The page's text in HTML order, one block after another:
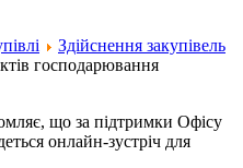
Здійснення закупівель
господарювання
що за підтримки Офісу
онлайн-зустріч для